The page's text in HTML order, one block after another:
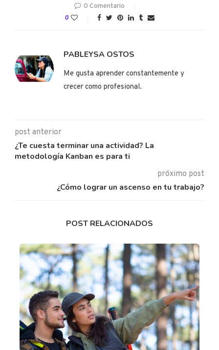
0 Comentario
0
PABLEYSA OSTOS
Me gusta aprender constantemente y
crecer como profesional.
post anterior
¿Te cuesta terminar una actividad? La
metodología Kanban es para ti
próximo post
¿Cómo lograr un ascenso en tu trabajo?
POST RELACIONADOS